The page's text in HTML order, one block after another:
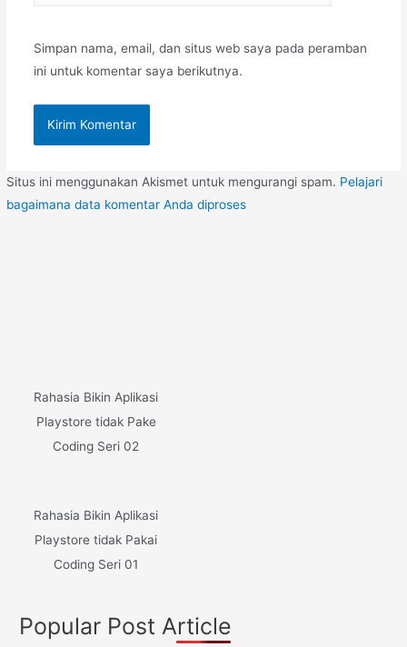
Simpan nama, email, dan situs web saya pada peramban
ini untuk komentar saya berikutnya.
Situs ini menggunakan Akismet untuk mengurangi spam. Pelajari
bagaimana data komentar Anda diproses
Rahasia Bikin Aplikasi
Playstore tidak Pake
Coding Seri 02
Rahasia Bikin Aplikasi
Playstore tidak Pakai
Coding Seri 01
Popular Post Article